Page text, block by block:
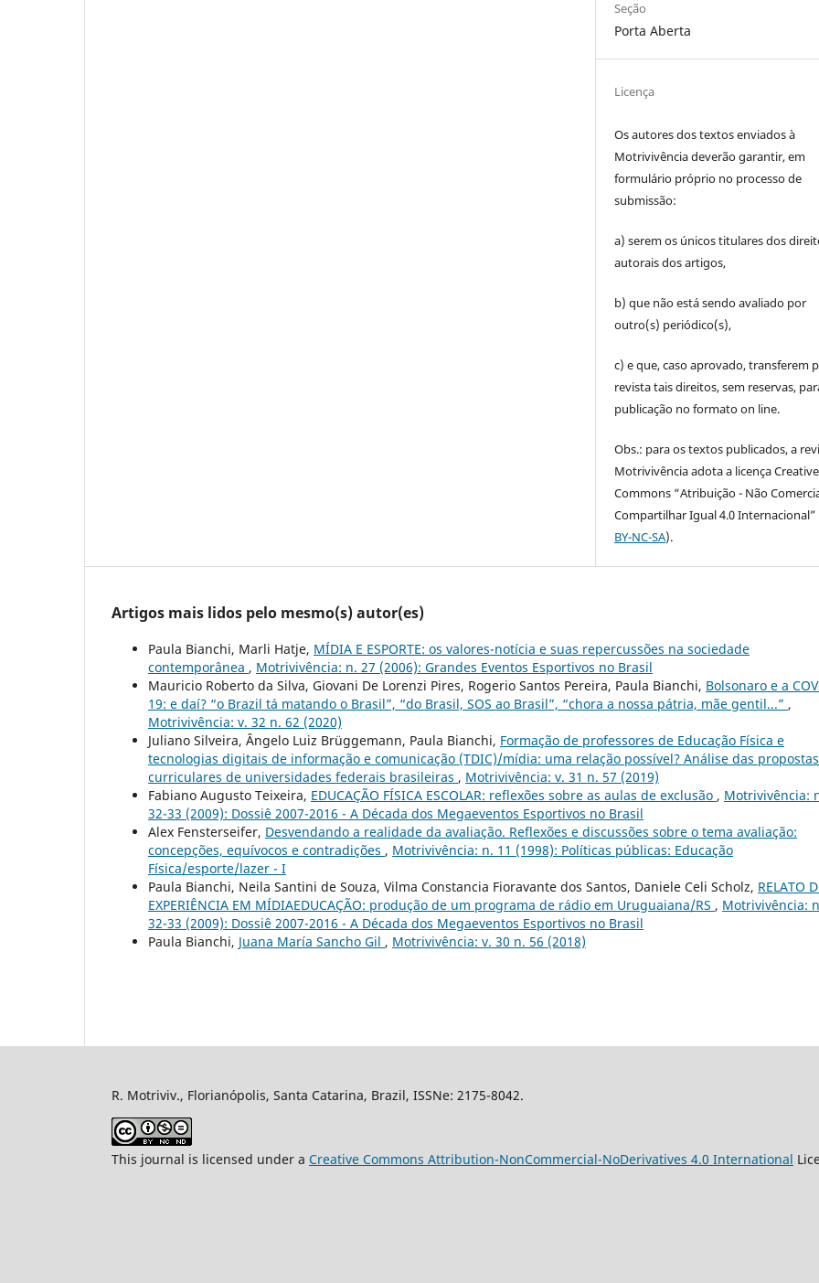
Seção
Porta Aberta
Licença
Os autores dos textos enviados à
Motrivivência deverão garantir, em
formulário próprio no processo de
submissão:
a) serem os únicos titulares dos
autorais dos artigos,
b) que não está sendo avaliado por
outro(s) periódico(s),
c) e que, caso aprovado, transferem
revista tais direitos, sem reservas,
publicação no formato on line.
Obs.: para os textos publicados, a
Motrivivência adota a licença Creative
Commons “Atribuição - Não
Compartilhar Igual 4.0 Internacional”
BY-NC-SA).
Artigos mais lidos pelo mesmo(s) autor(es)
Paula Bianchi, Marli Hatje, MÍDIA E ESPORTE: os valores-notícia e suas repercussões na sociedade
contemporânea , Motrivivência: n. 27 (2006): Grandes Eventos Esportivos no Brasil
Mauricio Roberto da Silva, Giovani De Lorenzi Pires, Rogerio Santos Pereira, Paula Bianchi, Bolsonaro e a
19: e daí? “o Brazil tá matando o Brasil”, “do Brasil, SOS ao Brasil”, “chora a nossa pátria, mãe gentil...” ,
Motrivivência: v. 32 n. 62 (2020)
Juliano Silveira, Ângelo Luiz Brüggemann, Paula Bianchi, Formação de professores de Educação Física e
tecnologias digitais de informação e comunicação (TDIC)/mídia: uma relação possível? Análise das propostas
curriculares de universidades federais brasileiras , Motrivivência: v. 31 n. 57 (2019)
Fabiano Augusto Teixeira, EDUCAÇÃO FÍSICA ESCOLAR: reflexões sobre as aulas de exclusão , Motrivivência:
32-33 (2009): Dossiê 2007-2016 - A Década dos Megaeventos Esportivos no Brasil
Alex Fensterseifer, Desvendando a realidade da avaliação. Reflexões e discussões sobre o tema avaliação:
concepções, equívocos e contradições , Motrivivência: n. 11 (1998): Políticas públicas: Educação
Física/esporte/lazer - I
Paula Bianchi, Neila Santini de Souza, Vilma Constancia Fioravante dos Santos, Daniele Celi Scholz, RELATO
EXPERIÊNCIA EM MÍDIAEDUCAÇÃO: produção de um programa de rádio em Uruguaiana/RS , Motrivivência:
32-33 (2009): Dossiê 2007-2016 - A Década dos Megaeventos Esportivos no Brasil
Paula Bianchi, Juana María Sancho Gil , Motrivivência: v. 30 n. 56 (2018)
R. Motriviv., Florianópolis, Santa Catarina, Brazil, ISSNe: 2175-8042.
This journal is licensed under a Creative Commons Attribution-NonCommercial-NoDerivatives 4.0 International